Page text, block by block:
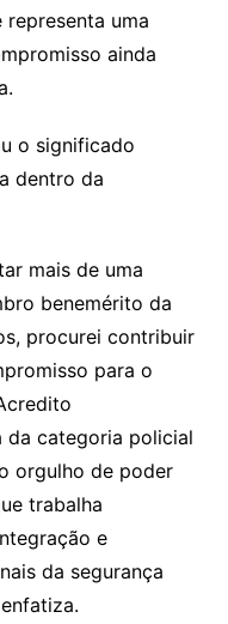
representa uma
ainda
o significado
dentro da
mais de uma
benemérito da
procurei contribuir
para o
da categoria policial
orgulho de poder
trabalha
e
da segurança